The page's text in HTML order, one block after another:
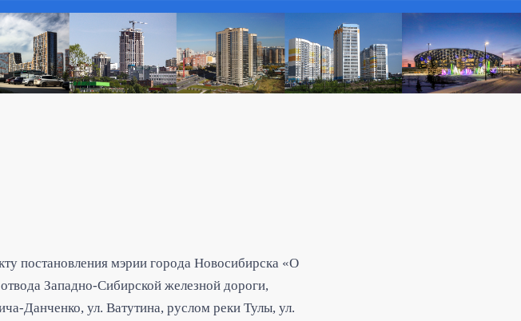
постановления мэрии города Новосибирска «О
Западно-Сибирской железной дороги,
Данченко, ул. Ватутина, руслом реки Тулы, ул.